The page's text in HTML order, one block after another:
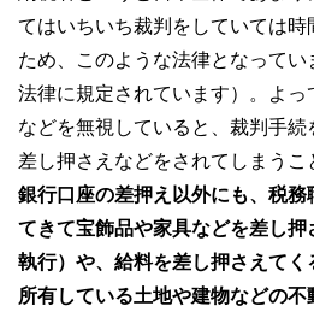
てはいちいち裁判をしていては時
ため、このような法律となってい
法律に規定されています）。よ
などを無視していると、裁判手続
差し押さえなどをされてしまうこ
銀行口座の差押え以外にも、税
てきて宝飾品や家具などを差し
執行）や、給料を差し押さえてく
所有している土地や建物などの